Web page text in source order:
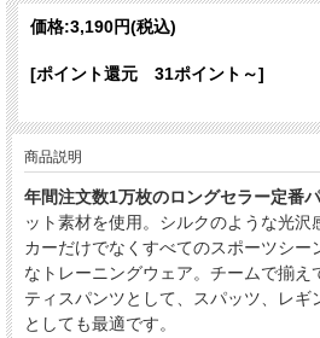
価格:3,190円(税込)
[ポイント還元 31ポイント～]
商品説明
年間注文数1万枚のロングセラー定番パ
ット素材を使用。シルクのような光沢
カーだけでなくすべてのスポーツシー
なトレーニングウェア。チームで揃え
ティスパンツとして、スパッツ、レギ
としても最適です。